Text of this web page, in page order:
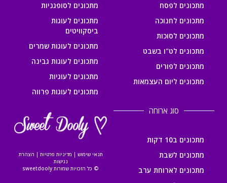
מתכונים לפסח
מתכונים לחנוכה
מתכונים לסוכות
מתכונים לט"ו בשבט
מתכונים לפורים
מתכונים ליום העצמאות
מתכונים לסופגניות
מתכונים לעוגות
ביסקוויטים
מתכונים לעוגות שמרים
מתכונים לעוגות גבינה
מתכונים לעוגיות
מתכונים לעוגות פרווה
סוג ארוחה
מתכונים ב10 דקות
מתכונים לשבת
מתכונים לארוחת ערב
תנאי שימוש | מדיניות פרטיות | הצהרת
נגישות
© כל הזכויות שמורות sweetdooly